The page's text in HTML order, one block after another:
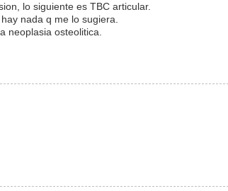
lo siguiente es TBC articular.
nada q me lo sugiera.
neoplasia osteolitica.